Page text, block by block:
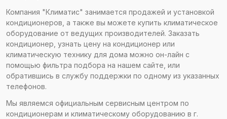
Компания "Климатис" занимается продажей и установкой
кондиционеров, а также вы можете купить климатическое
оборудование от ведущих производителей. Заказать
кондиционер, узнать цену на кондиционер или
климатическую технику для дома можно он-лайн с
помощью фильтра подбора на нашем сайте, или
обратившись в службу поддержки по одному из указанных
телефонов.
Мы являемся официальным сервисным центром по
кондиционерам и климатическому оборудованию в г.